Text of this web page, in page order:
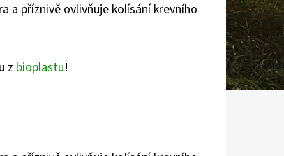
a příznivě ovlivňuje kolísání krevního
z bioplastu!